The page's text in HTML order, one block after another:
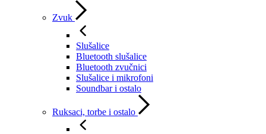
Zvuk
Slušalice
Bluetooth slušalice
Bluetooth zvučnici
Slušalice i mikrofoni
Soundbar i ostalo
Ruksaci, torbe i ostalo